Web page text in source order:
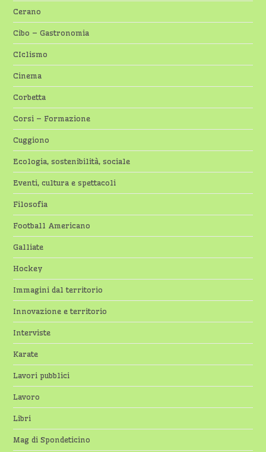
Cerano
Cibo – Gastronomia
CIclismo
Cinema
Corbetta
Corsi – Formazione
Cuggiono
Ecologia, sostenibilità, sociale
Eventi, cultura e spettacoli
Filosofia
Football Americano
Galliate
Hockey
Immagini dal territorio
Innovazione e territorio
Interviste
Karate
Lavori pubblici
Lavoro
Libri
Mag di Spondeticino